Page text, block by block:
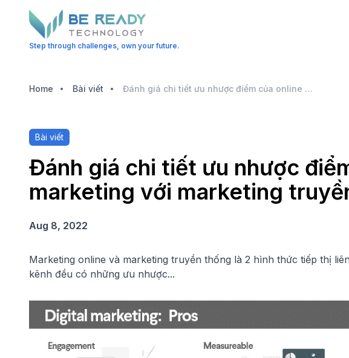
Step through challenges, own your future.
Home Bài viết Đánh giá chi tiết ưu nhược điểm của online marketing với marketing truyền thống
Bài viết
Đánh giá chi tiết ưu nhược
marketing với marketing
Aug 8, 2022
Marketing online và marketing truyền thống là 2 hình thức tiếp thị
kênh đều có những ưu nhược...